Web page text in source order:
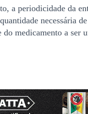
a periodicidade da
necessária
do medicamento a ser